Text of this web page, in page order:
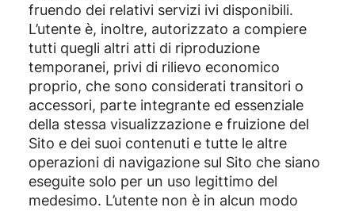
fruendo dei relativi servizi ivi disponibili.
L’utente è, inoltre, autorizzato a compiere
tutti quegli altri atti di riproduzione
temporanei, privi di rilievo economico
proprio, che sono considerati transitori o
accessori, parte integrante ed essenziale
della stessa visualizzazione e fruizione del
Sito e dei suoi contenuti e tutte le altre
operazioni di navigazione sul Sito che siano
eseguite solo per un uso legittimo del
medesimo. L’utente non è in alcun modo